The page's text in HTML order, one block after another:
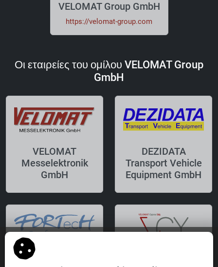
VELOMAT Group GmbH
https://velomat-group.com
Οι εταιρείες του ομίλου VELOMAT Group
GmbH
VELOMAT
Messelektronik
GmbH
DEZIDATA
Transport Vehicle
Equipment GmbH